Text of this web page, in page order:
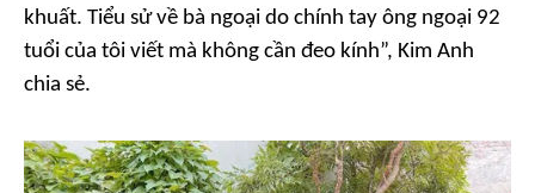
khuất. Tiểu sử về bà ngoại do chính tay ông ngoại 92
tuổi của tôi viết mà không cần đeo kính”, Kim Anh
chia sẻ.